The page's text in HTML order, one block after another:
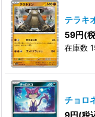
テラキ
59円(
在庫数
チョロ
9円(税